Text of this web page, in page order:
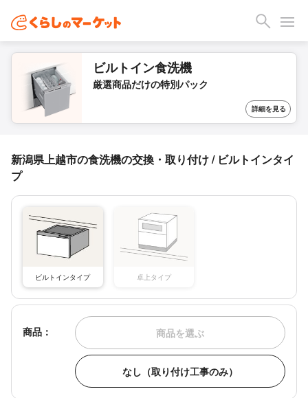
ビルトイン食洗機
厳選商品だけの特別パック
詳細を見る
新潟県上越市の食洗機の交換・取り付け / ビルトインタイ
プ
ビルトインタイプ 卓上タイプ
商品： 商品を選ぶ
なし（取り付け工事のみ）